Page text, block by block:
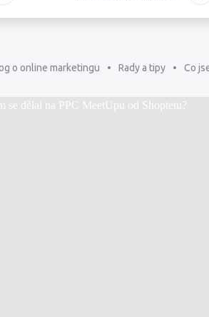
o online marketingu Rady a tipy Co